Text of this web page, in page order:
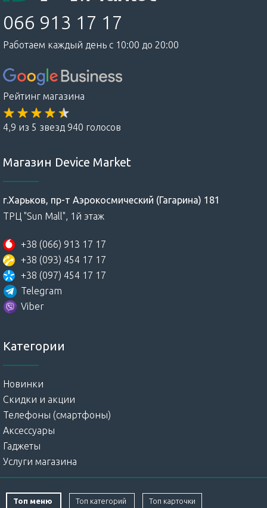
066 913 17 17
Работаем каждый день с 10:00 до 20:00
Рейтинг магазина
4,9 из 5 звезд 940 голосов
Магазин Device Market
г.Харьков, пр-т Аэрокосмический (Гагарина) 181
ТРЦ "Sun Mall", 1й этаж
+38 (066) 913 17 17
+38 (093) 454 17 17
+38 (097) 454 17 17
Telegram
Viber
Категории
Новинки
Скидки и акции
Телефоны (смартфоны)
Аксессуары
Гаджеты
Услуги магазина
Топ меню Топ категорий Топ карточки